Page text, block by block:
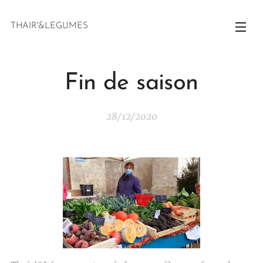
THAIR'&LEGUMES
Fin de saison
28/12/2020